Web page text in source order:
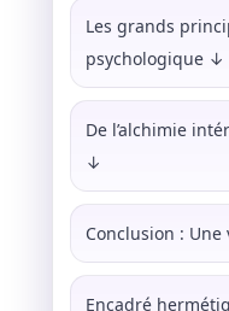
Les grands
psychologique ↓
De l’alchimie
↓
Conclusion :
Encadré